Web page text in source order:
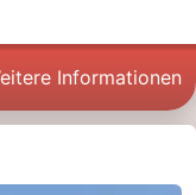
Informationen